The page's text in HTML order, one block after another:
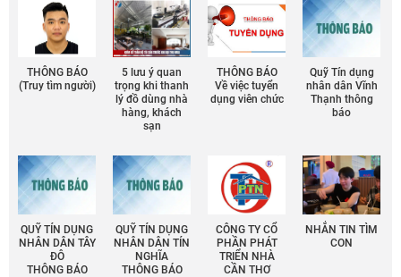
THÔNG BÁO
(Truy tìm người)
5 lưu ý quan
trọng khi thanh
lý đồ dùng nhà
hàng, khách
sạn
THÔNG BÁO
Về việc tuyển
dụng viên chức
Quỹ Tín dụng
nhân dân Vĩnh
Thạnh thông
báo
QUỸ TÍN DỤNG
NHÂN DÂN TÂY
ĐÔ
THÔNG BÁO
QUỸ TÍN DỤNG
NHÂN DÂN TÍN
NGHĨA
THÔNG BÁO
CÔNG TY CỔ
PHẦN PHÁT
TRIỂN NHÀ
CẦN THƠ
NHẮN TIN TÌM
CON